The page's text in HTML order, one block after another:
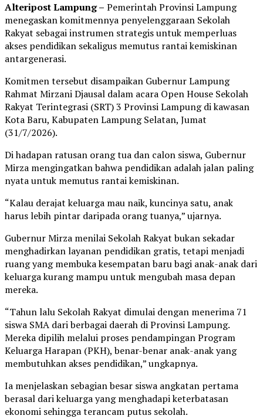
Alteripost Lampung – Pemerintah Provinsi Lampung
menegaskan komitmennya penyelenggaraan Sekolah
Rakyat sebagai instrumen strategis untuk memperluas
akses pendidikan sekaligus memutus rantai kemiskinan
antargenerasi.
Komitmen tersebut disampaikan Gubernur Lampung
Rahmat Mirzani Djausal dalam acara Open House Sekolah
Rakyat Terintegrasi (SRT) 3 Provinsi Lampung di kawasan
Kota Baru, Kabupaten Lampung Selatan, Jumat
(31/7/2026).
Di hadapan ratusan orang tua dan calon siswa, Gubernur
Mirza mengingatkan bahwa pendidikan adalah jalan paling
nyata untuk memutus rantai kemiskinan.
“Kalau derajat keluarga mau naik, kuncinya satu, anak
harus lebih pintar daripada orang tuanya,” ujarnya.
Gubernur Mirza menilai Sekolah Rakyat bukan sekadar
menghadirkan layanan pendidikan gratis, tetapi menjadi
ruang yang membuka kesempatan baru bagi anak-anak dari
keluarga kurang mampu untuk mengubah masa depan
mereka.
“Tahun lalu Sekolah Rakyat dimulai dengan menerima 71
siswa SMA dari berbagai daerah di Provinsi Lampung.
Mereka dipilih melalui proses pendampingan Program
Keluarga Harapan (PKH), benar-benar anak-anak yang
membutuhkan akses pendidikan,” ungkapnya.
Ia menjelaskan sebagian besar siswa angkatan pertama
berasal dari keluarga yang menghadapi keterbatasan
ekonomi sehingga terancam putus sekolah.